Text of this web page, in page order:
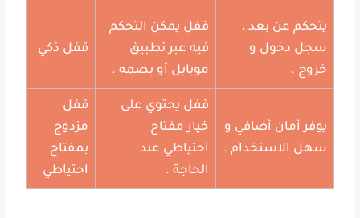
يتحكم عن بعد ،
سجل دخول و
خروج .
قفل يمكن التحكم
فيه عبر تطبيق
موبايل أو بصمه .
قفل ذكي
يوفر أمان أضافي و
سهل الاستخدام .
قفل يحتوي على
خيار مفتاح
احتياطي عند
الحاجة .
قفل
مزدوج
بمفتاح
احتياطي